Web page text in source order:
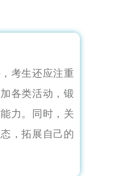
考生还应注重
各类活动，锻
力。同时，关
，拓展自己的